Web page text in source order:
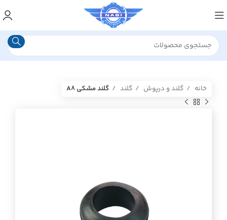
خانه گلند و درپوش گلند گلند مشکی A8